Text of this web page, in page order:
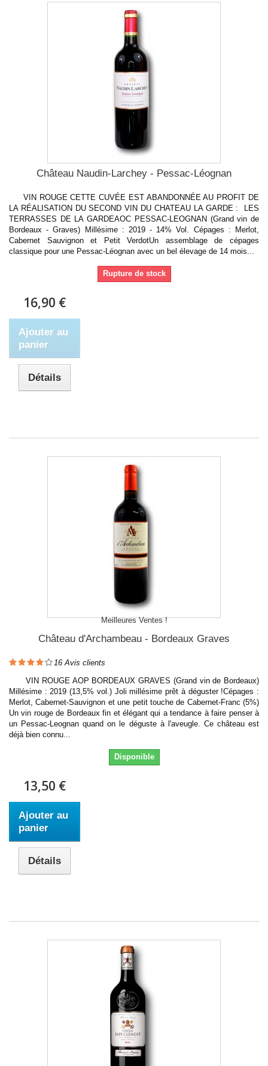
Château Naudin-Larchey - Pessac-Léognan
VIN ROUGE CETTE CUVÉE EST ABANDONNÉE AU PROFIT DE
LA RÉALISATION DU SECOND VIN DU CHATEAU LA GARDE : LES
TERRASSES DE LA GARDEAOC PESSAC-LEOGNAN (Grand vin de
Bordeaux - Graves) Millésime : 2019 - 14% Vol. Cépages : Merlot,
Cabernet Sauvignon et Petit VerdotUn assemblage de cépages
classique pour une Pessac-Léognan avec un bel élevage de 14 mois...
Rupture de stock
16,90 €
Ajouter au
panier
Détails
Meilleures Ventes !
Château d'Archambeau - Bordeaux Graves
16 Avis clients
VIN ROUGE AOP BORDEAUX GRAVES (Grand vin de Bordeaux)
Millésime : 2019 (13,5% vol.) Joli millésime prêt à déguster !Cépages :
Merlot, Cabernet-Sauvignon et une petit touche de Cabernet-Franc (5%)
Un vin rouge de Bordeaux fin et élégant qui a tendance à faire penser à
un Pessac-Leognan quand on le déguste à l'aveugle. Ce château est
déjà bien connu...
Disponible
13,50 €
Ajouter au
panier
Détails